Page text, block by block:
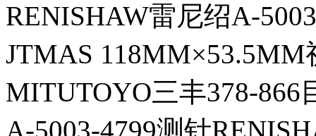
RENISHAW雷尼绍A-
JTMAS 118MM×53.5MM
MITUTOYO三丰378-866